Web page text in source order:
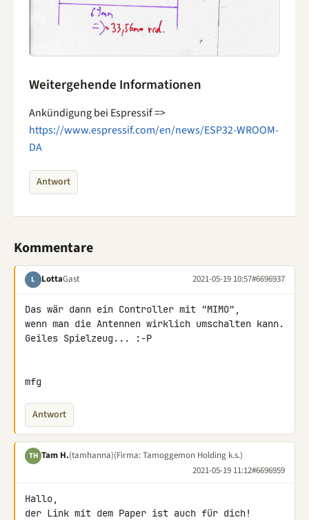
Weitergehende Informationen
Ankündigung bei Espressif =>
https://www.espressif.com/en/news/ESP32-WROOM-
DA
Antwort
Kommentare
L LottaGast 2021-05-19 10:57#6696937
Das wär dann ein Controller mit "MIMO",
wenn man die Antennen wirklich umschalten kann.
Geiles Spielzeug... :-P
mfg
Antwort
TH Tam H.(tamhanna)(Firma: Tamoggemon Holding k.s.)
2021-05-19 11:12#6696959
Hallo,
der Link mit dem Paper ist auch für dich!